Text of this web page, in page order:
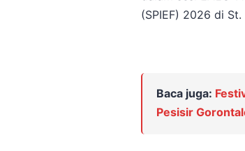
(SPIEF) 2026 di
Baca juga:
Pesisir